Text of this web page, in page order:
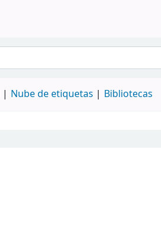
Nube de etiquetas Bibliotecas